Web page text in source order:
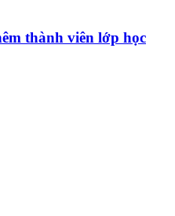
thành viên lớp học